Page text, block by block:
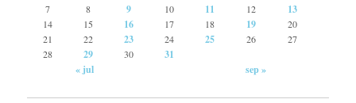
7 8 9 10 11 12 13
14 15 16 17 18 19
20
21
22 23 24 25 26
27
28
29 30
31
« jul
sep »